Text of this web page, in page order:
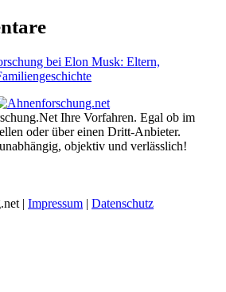
bei Elon Musk: Eltern,
Ihre Vorfahren. Egal ob im
oder über einen Dritt-Anbieter.
objektiv und verlässlich!
| Impressum | Datenschutz